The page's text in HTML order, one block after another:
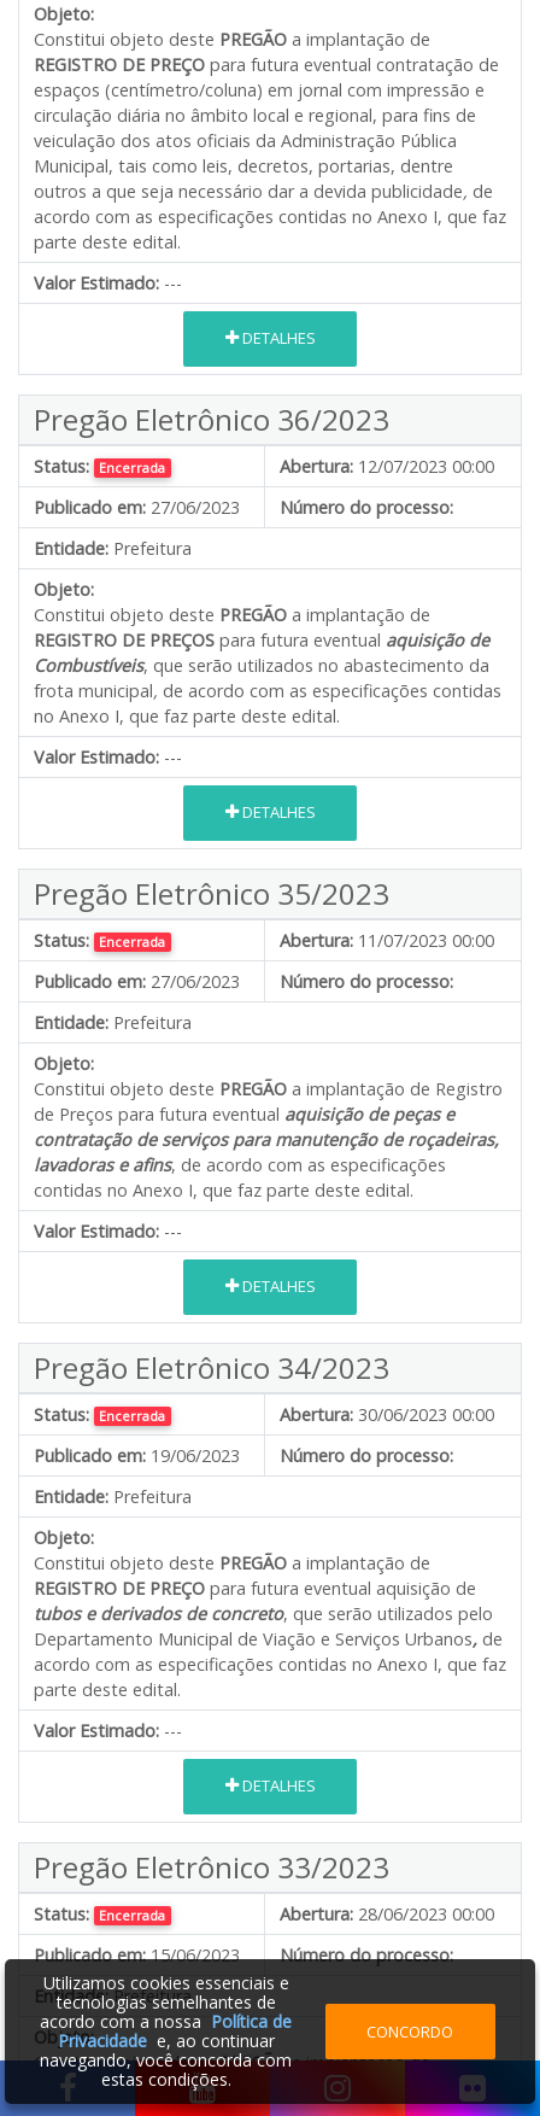
Objeto:
Constitui objeto deste PREGÃO a implantação de
REGISTRO DE PREÇO para futura eventual contratação de
espaços (centímetro/coluna) em jornal com impressão e
circulação diária no âmbito local e regional, para fins de
veiculação dos atos oficiais da Administração Pública
Municipal, tais como leis, decretos, portarias, dentre
outros a que seja necessário dar a devida publicidade, de
acordo com as especificações contidas no Anexo I, que faz
parte deste edital.
Valor Estimado: ---
DETALHES
Pregão Eletrônico 36/2023
Status: Encerrada Abertura: 12/07/2023 00:00
Publicado em: 27/06/2023
Número do processo:
Entidade: Prefeitura
Objeto:
Constitui objeto deste PREGÃO a implantação de
REGISTRO DE PREÇOS para futura eventual aquisição de
Combustíveis, que serão utilizados no abastecimento da
frota municipal, de acordo com as especificações contidas
no Anexo I, que faz parte deste edital.
Valor Estimado: ---
DETALHES
Pregão Eletrônico 35/2023
Status: Encerrada Abertura: 11/07/2023 00:00
Publicado em: 27/06/2023
Número do processo:
Entidade: Prefeitura
Objeto:
Constitui objeto deste PREGÃO a implantação de Registro
de Preços para futura eventual aquisição de peças e
contratação de serviços para manutenção de roçadeiras,
lavadoras e afins, de acordo com as especificações
contidas no Anexo I, que faz parte deste edital.
Valor Estimado: ---
DETALHES
Pregão Eletrônico 34/2023
Status: Encerrada Abertura: 30/06/2023 00:00
Publicado em: 19/06/2023
Número do processo:
Entidade: Prefeitura
Objeto:
Constitui objeto deste PREGÃO a implantação de
REGISTRO DE PREÇO para futura eventual aquisição de
tubos e derivados de concreto, que serão utilizados pelo
Departamento Municipal de Viação e Serviços Urbanos, de
acordo com as especificações contidas no Anexo I, que faz
parte deste edital.
Valor Estimado: ---
DETALHES
Pregão Eletrônico 33/2023
Status: Encerrada Abertura: 28/06/2023 00:00
Publicado em:15/06/2023
Número do processo:
Entidade:Prefeitura
Objeto:
Constitui objeto destePREGÃOa implantação de
REGISTRO DE PREÇOSpara futura eventual contratação
Utilizamos cookies essenciais e
tecnologias semelhantes de
acordo com a nossa Política de
Privacidadee, ao continuar
navegando, você concorda com
estas condições.
CONCORDO